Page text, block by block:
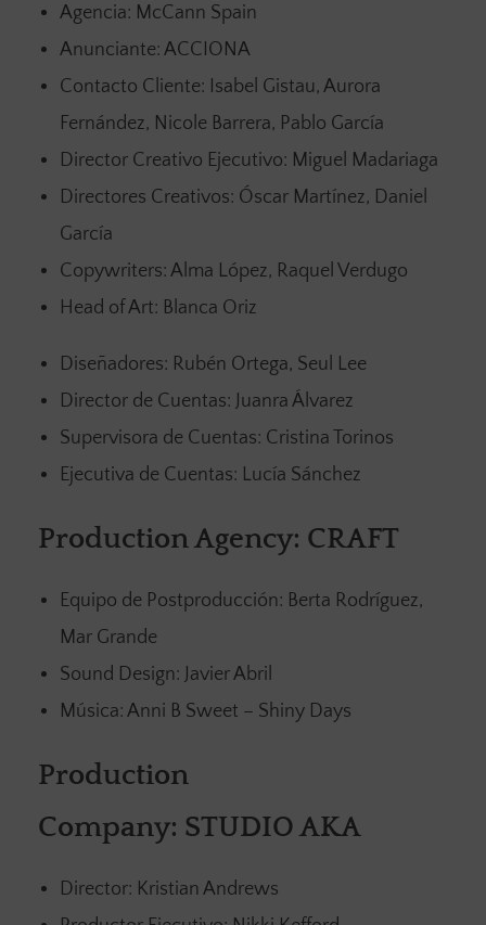
Agencia: McCann Spain
Anunciante: ACCIONA
Contacto Cliente: Isabel Gistau, Aurora
Fernández, Nicole Barrera, Pablo García
Director Creativo Ejecutivo: Miguel Madariaga
Directores Creativos: Óscar Martínez, Daniel
García
Copywriters: Alma López, Raquel Verdugo
Head of Art: Blanca Oriz
Diseñadores: Rubén Ortega, Seul Lee
Director de Cuentas: Juanra Álvarez
Supervisora de Cuentas: Cristina Torinos
Ejecutiva de Cuentas: Lucía Sánchez
Production Agency: CRAFT
Equipo de Postproducción: Berta Rodríguez,
Mar Grande
Sound Design: Javier Abril
Música: Anni B Sweet – Shiny Days
Production
Company: STUDIO AKA
Director: Kristian Andrews